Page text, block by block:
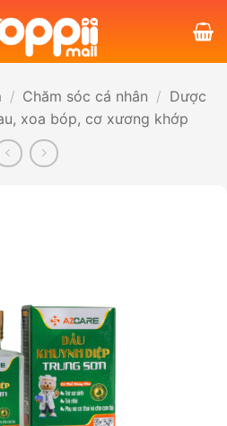
/ Chăm sóc cá nhân / Dược
xoa bóp, cơ xương khớp